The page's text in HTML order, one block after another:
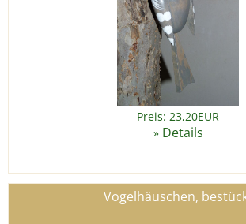
Preis: 23,20EUR
» Details
Vogelhäuschen,